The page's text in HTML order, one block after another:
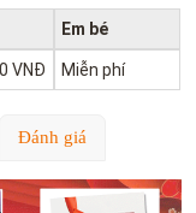
Em bé
VNĐ Miễn phí
Đánh giá